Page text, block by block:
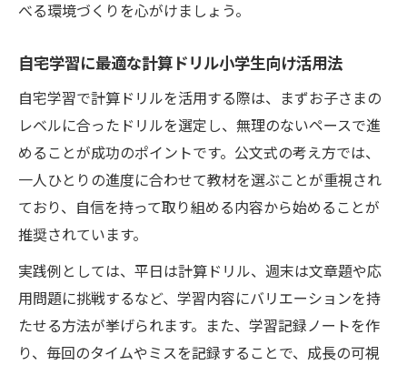
べる環境づくりを心がけましょう。
自宅学習に最適な計算ドリル小学生向け活用法
自宅学習で計算ドリルを活用する際は、まずお子さまの
レベルに合ったドリルを選定し、無理のないペースで進
めることが成功のポイントです。公文式の考え方では、
一人ひとりの進度に合わせて教材を選ぶことが重視され
ており、自信を持って取り組める内容から始めることが
推奨されています。
実践例としては、平日は計算ドリル、週末は文章題や応
用問題に挑戦するなど、学習内容にバリエーションを持
たせる方法が挙げられます。また、学習記録ノートを作
り、毎回のタイムやミスを記録することで、成長の可視